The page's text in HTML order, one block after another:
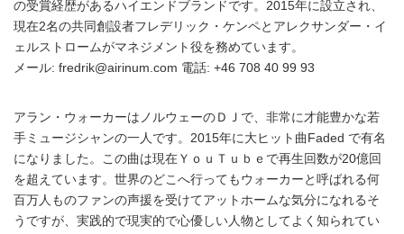
の受賞経歴があるハイエンドブランドです。2015年に設立され、
現在2名の共同創設者フレデリック・ケンペとアレクサンダー・イ
ェルストロームがマネジメント役を務めています。
メール: fredrik@airinum.com 電話: +46 708 40 99 93
アラン・ウォーカーはノルウェーのＤＪで、非常に才能豊かな若
手ミュージシャンの一人です。2015年に大ヒット曲Faded で有名
になりました。この曲は現在ＹｏｕＴｕｂｅで再生回数が20億回
を超えています。世界のどこへ行ってもウォーカーと呼ばれる何
百万人ものファンの声援を受けてアットホームな気分になれるそ
うですが、実践的で現実的で心優しい人物としてよく知られてい